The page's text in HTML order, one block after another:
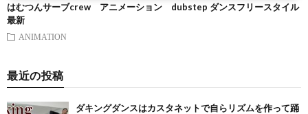
はむつんサーブcrew アニメーション dubstep ダンスフリースタイル
最新
ANIMATION
最近の投稿
ダキングダンスはカスタネットで自らリズムを作って踊